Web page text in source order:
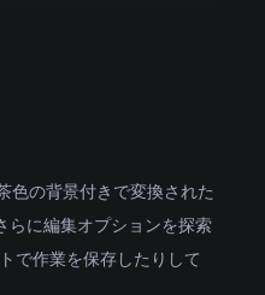
色の背景付きで変換された
らに編集オプションを探索
で作業を保存したりして